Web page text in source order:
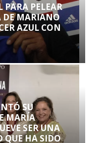
PARA PELEAR
DE MARIANO
AZUL CON
SU
MARÍA
SER UNA
QUE HA SIDO